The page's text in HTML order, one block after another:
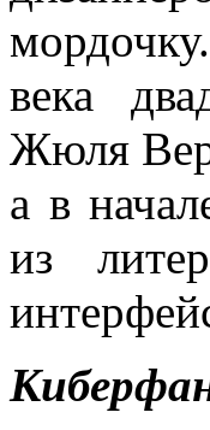
века
Жюля
а в
из